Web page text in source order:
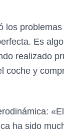
los problemas
Es
realizado
coche y
ha sido